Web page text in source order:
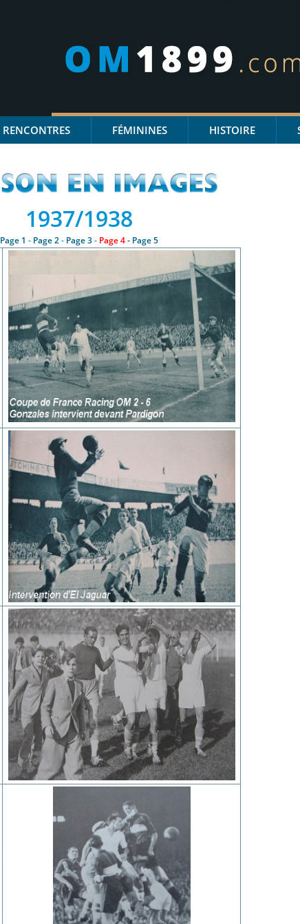
RENCONTRES FÉMININES HISTOIRE
1937/1938
Page 1 - Page 2 - Page 3 - Page 4- Page 5